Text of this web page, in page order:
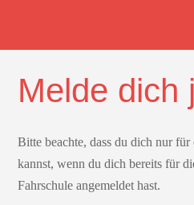
Melde dich
Bitte beachte, dass du dich nur
kannst, wenn du dich bereits für
Fahrschule angemeldet hast.